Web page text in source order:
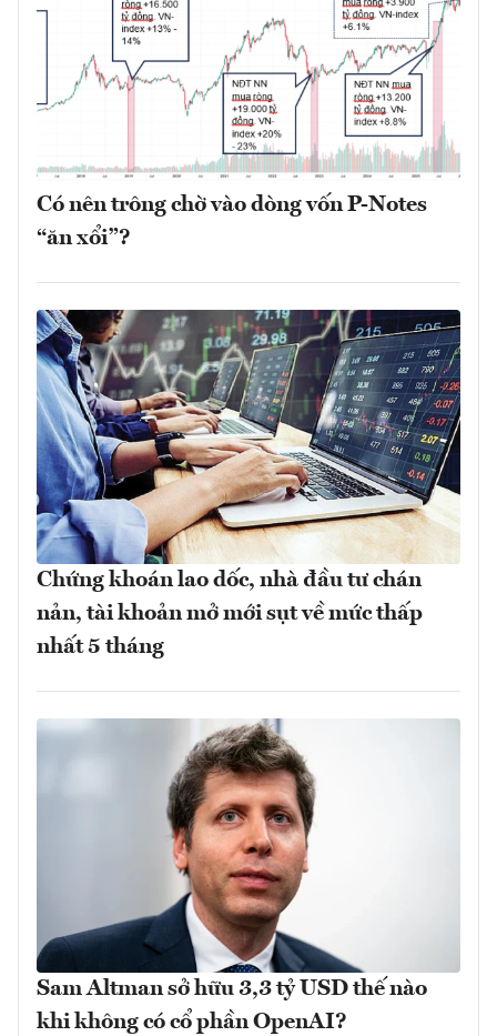
Có nên trông chờ vào dòng vốn P-Notes
“ăn xổi”?
Chứng khoán lao dốc, nhà đầu tư chán
nản, tài khoản mở mới sụt về mức thấp
nhất 5 tháng
Sam Altman sở hữu 3,3 tỷ USD thế nào
khi không có cổ phần OpenAI?